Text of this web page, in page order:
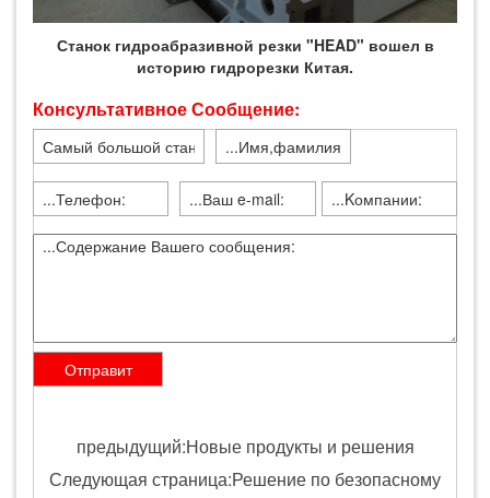
Станок гидроабразивной резки "HEAD" вошел в
историю гидрорезки Китая.
Консультативное Сообщение:
предыдущий:Новые продукты и решения
Следующая страница:Решение по безопасному